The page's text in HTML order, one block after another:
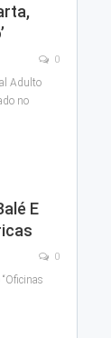
0
Adulto
no
E
0